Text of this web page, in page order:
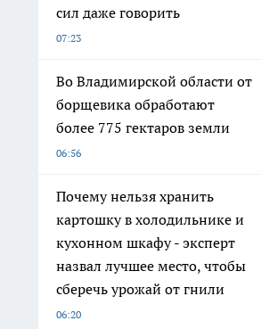
сил даже говорить
07:23
Во Владимирской области от
борщевика обработают
более 775 гектаров земли
06:56
Почему нельзя хранить
картошку в холодильнике и
кухонном шкафу - эксперт
назвал лучшее место, чтобы
сберечь урожай от гнили
06:20